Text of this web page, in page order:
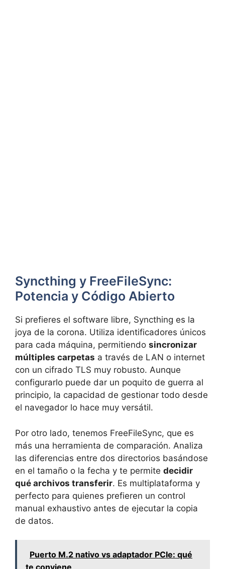
Syncthing y FreeFileSync:
Potencia y Código Abierto
Si prefieres el software libre, Syncthing es la
joya de la corona. Utiliza identificadores únicos
para cada máquina, permitiendo sincronizar
múltiples carpetas a través de LAN o internet
con un cifrado TLS muy robusto. Aunque
configurarlo puede dar un poquito de guerra al
principio, la capacidad de gestionar todo desde
el navegador lo hace muy versátil.
Por otro lado, tenemos FreeFileSync, que es
más una herramienta de comparación. Analiza
las diferencias entre dos directorios basándose
en el tamaño o la fecha y te permite decidir
qué archivos transferir. Es multiplataforma y
perfecto para quienes prefieren un control
manual exhaustivo antes de ejecutar la copia
de datos.
Puerto M.2 nativo vs adaptador PCIe: qué